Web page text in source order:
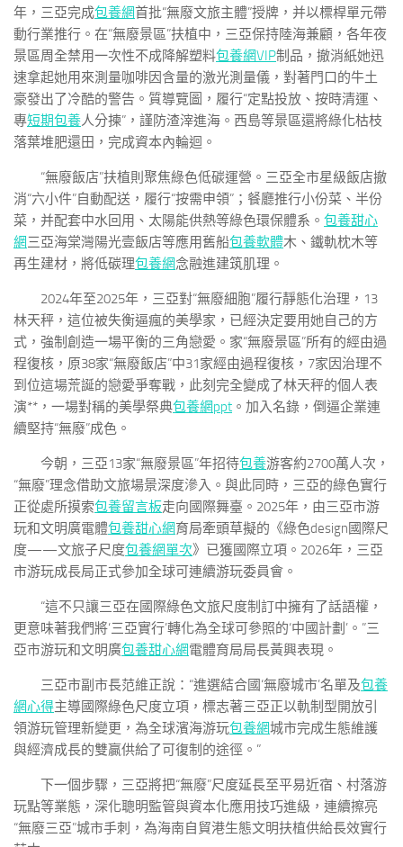
年，三亞完成包養網首批“無廢文旅主體”授牌，并以標桿單元帶
動行業推行。在“無廢景區”扶植中，三亞保持陸海兼顧，各年夜
景區周全禁用一次性不成降解塑料包養網VIP制品，撤消紙她迅
速拿起她用來測量咖啡因含量的激光測量儀，對著門口的牛土
豪發出了冷酷的警告。質導覽圖，履行“定點投放、按時清運、
專短期包養人分揀”，謹防渣滓進海。西島等景區還將綠化枯枝
落葉堆肥還田，完成資本內輪迴。
“無廢飯店”扶植則聚焦綠色低碳運營。三亞全市星級飯店撤
消“六小件”自動配送，履行“按需申領”；餐廳推行小份菜、半份
菜，并配套中水回用、太陽能供熱等綠色環保體系。 包養甜心
網三亞海棠灣陽光壹飯店等應用舊船包養軟體木、鐵軌枕木等
再生建材，將低碳理包養網念融進建筑肌理。
2024年至2025年，三亞對“無廢細胞”履行靜態化治理，13
林天秤，這位被失衡逼瘋的美學家，已經決定要用她自己的方
式，強制創造一場平衡的三角戀愛。家“無廢景區”所有的經由過
程復核，原38家“無廢飯店”中31家經由過程復核，7家因治理不
到位這場荒誕的戀愛爭奪戰，此刻完全變成了林天秤的個人表
演**，一場對稱的美學祭典包養網ppt 。加入名錄，倒逼企業連
續堅持“無廢”成色。
今朝，三亞13家“無廢景區”年招待包養游客約2700萬人次，
“無廢”理念借助文旅場景深度滲入。與此同時，三亞的綠色實行
正從處所摸索包養留言板走向國際舞臺。2025年，由三亞市游
玩和文明廣電體包養甜心網育局牽頭草擬的《綠色design國際尺
度——文旅子尺度包養網單次》已獲國際立項。2026年，三亞
市游玩成長局正式參加全球可連續游玩委員會。
“這不只讓三亞在國際綠色文旅尺度制訂中擁有了話語權，
更意味著我們將‘三亞實行’轉化為全球可參照的‘中國計劃’。”三
亞市游玩和文明廣包養甜心網電體育局局長黃興表現。
三亞市副市長范維正說：“進選結合國‘無廢城市’名單及包養
網心得主導國際綠色尺度立項，標志著三亞正以軌制型開放引
領游玩管理新變更，為全球濱海游玩包養網城市完成生態維護
與經濟成長的雙贏供給了可復制的途徑。”
下一個步驟，三亞將把“無廢”尺度延長至平易近宿、村落游
玩點等業態，深化聰明監管與資本化應用技巧進級，連續擦亮
“無廢三亞”城市手刺，為海南自貿港生態文明扶植供給長效實行